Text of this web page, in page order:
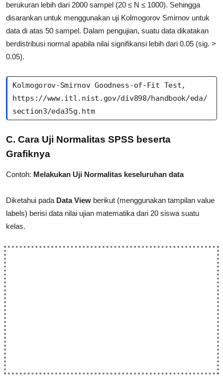
berukuran lebih dari 2000 sampel (20 ≤ N ≤ 1000). Sehingga
disarankan untuk menggunakan uji Kolmogorov Smirnov untuk
data di atas 50 sampel. Dalam pengujian, suatu data dikatakan
berdistribusi normal apabila nilai signifikansi lebih dari 0.05 (sig. >
0.05).
Kolmogorov-Smirnov Goodness-of-Fit Test,
https://www.itl.nist.gov/div898/handbook/eda/
section3/eda35g.htm
C. Cara Uji Normalitas SPSS beserta
Grafiknya
Contoh: Melakukan Uji Normalitas keseluruhan data
Diketahui pada Data View berikut (menggunakan tampilan value
labels) berisi data nilai ujian matematika dari 20 siswa suatu
kelas.